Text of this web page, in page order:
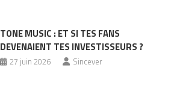
TONE MUSIC : ET SI TES FANS
DEVENAIENT TES INVESTISSEURS ?
27 juin 2026 Sincever